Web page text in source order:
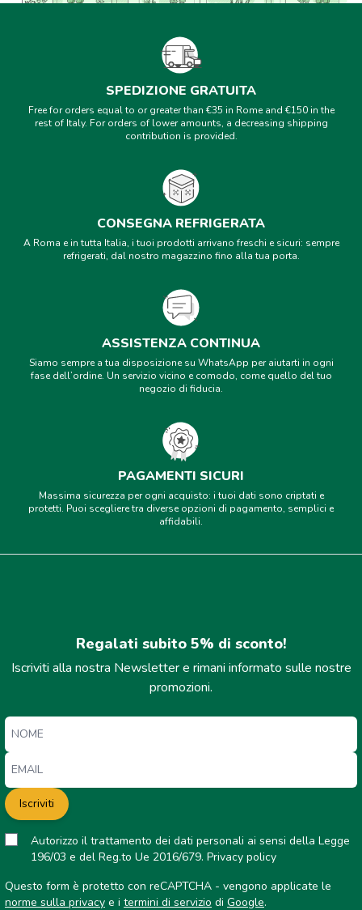
SPEDIZIONE GRATUITA
Free for orders equal to or greater than €35 in Rome and €150 in the
rest of Italy. For orders of lower amounts, a decreasing shipping
contribution is provided.
CONSEGNA REFRIGERATA
A Roma e in tutta Italia, i tuoi prodotti arrivano freschi e sicuri: sempre
refrigerati, dal nostro magazzino fino alla tua porta.
ASSISTENZA CONTINUA
Siamo sempre a tua disposizione su WhatsApp per aiutarti in ogni
fase dell’ordine. Un servizio vicino e comodo, come quello del tuo
negozio di fiducia.
PAGAMENTI SICURI
Massima sicurezza per ogni acquisto: i tuoi dati sono criptati e
protetti. Puoi scegliere tra diverse opzioni di pagamento, semplici e
affidabili.
Regalati subito 5% di sconto!
Iscriviti alla nostra Newsletter e rimani informato sulle nostre
promozioni.
Iscriviti
Autorizzo il trattamento dei dati personali ai sensi della Legge
196/03 e del Reg.to Ue 2016/679. Privacy policy
Questo form è protetto con reCAPTCHA - vengono applicate le
norme sulla privacy e i termini di servizio di Google.